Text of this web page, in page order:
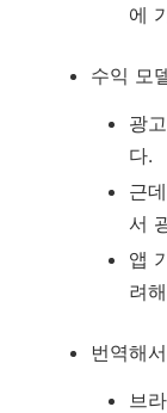
에
수익 모
광
다.
근
서
앱
려
번역해
브